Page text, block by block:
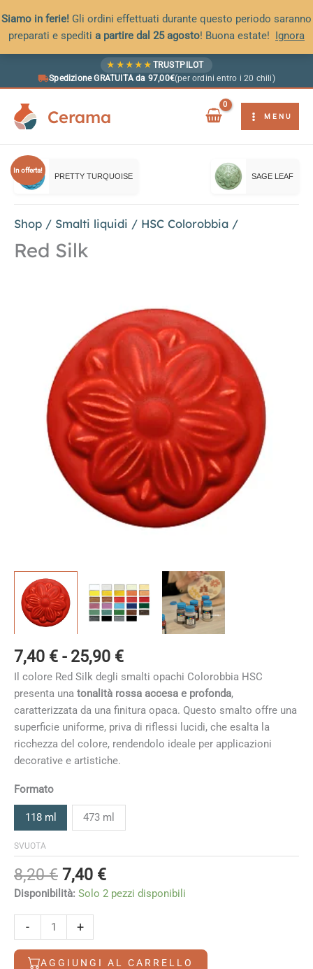
Siamo in ferie! Gli ordini effettuati durante questo periodo saranno
preparati e spediti a partire dal 25 agosto! Buona estate! Ignora
★ ★ ★ ★ ★ TRUSTPILOT
Spedizione GRATUITA da 97,00€(per ordini entro i 20 chili)
Cerama MENU
In offerta!
PRETTY TURQUOISE SAGE LEAF
Shop / Smalti liquidi / HSC Colorobbia /
Red Silk
7,40 € - 25,90 €Fascia
di
prezzo:
da
7,40 €
a
Il colore Red Silk degli smalti opachi Colorobbia HSC
presenta una tonalità rossa accesa e profonda,
caratterizzata da una finitura opaca. Questo smalto offre una
superficie uniforme, priva di riflessi lucidi, che esalta la
ricchezza del colore, rendendolo ideale per applicazioni
decorative e artistiche.
Formato
118 ml 473 ml
SVUOTA
8,20€ Il
prezzo
era:
8,20 €.
7,40 €Il
prezzo
Disponibilità: Solo 2 pezzi disponibili
-
Silk
quantità
+
AGGIUNGI AL CARRELLO